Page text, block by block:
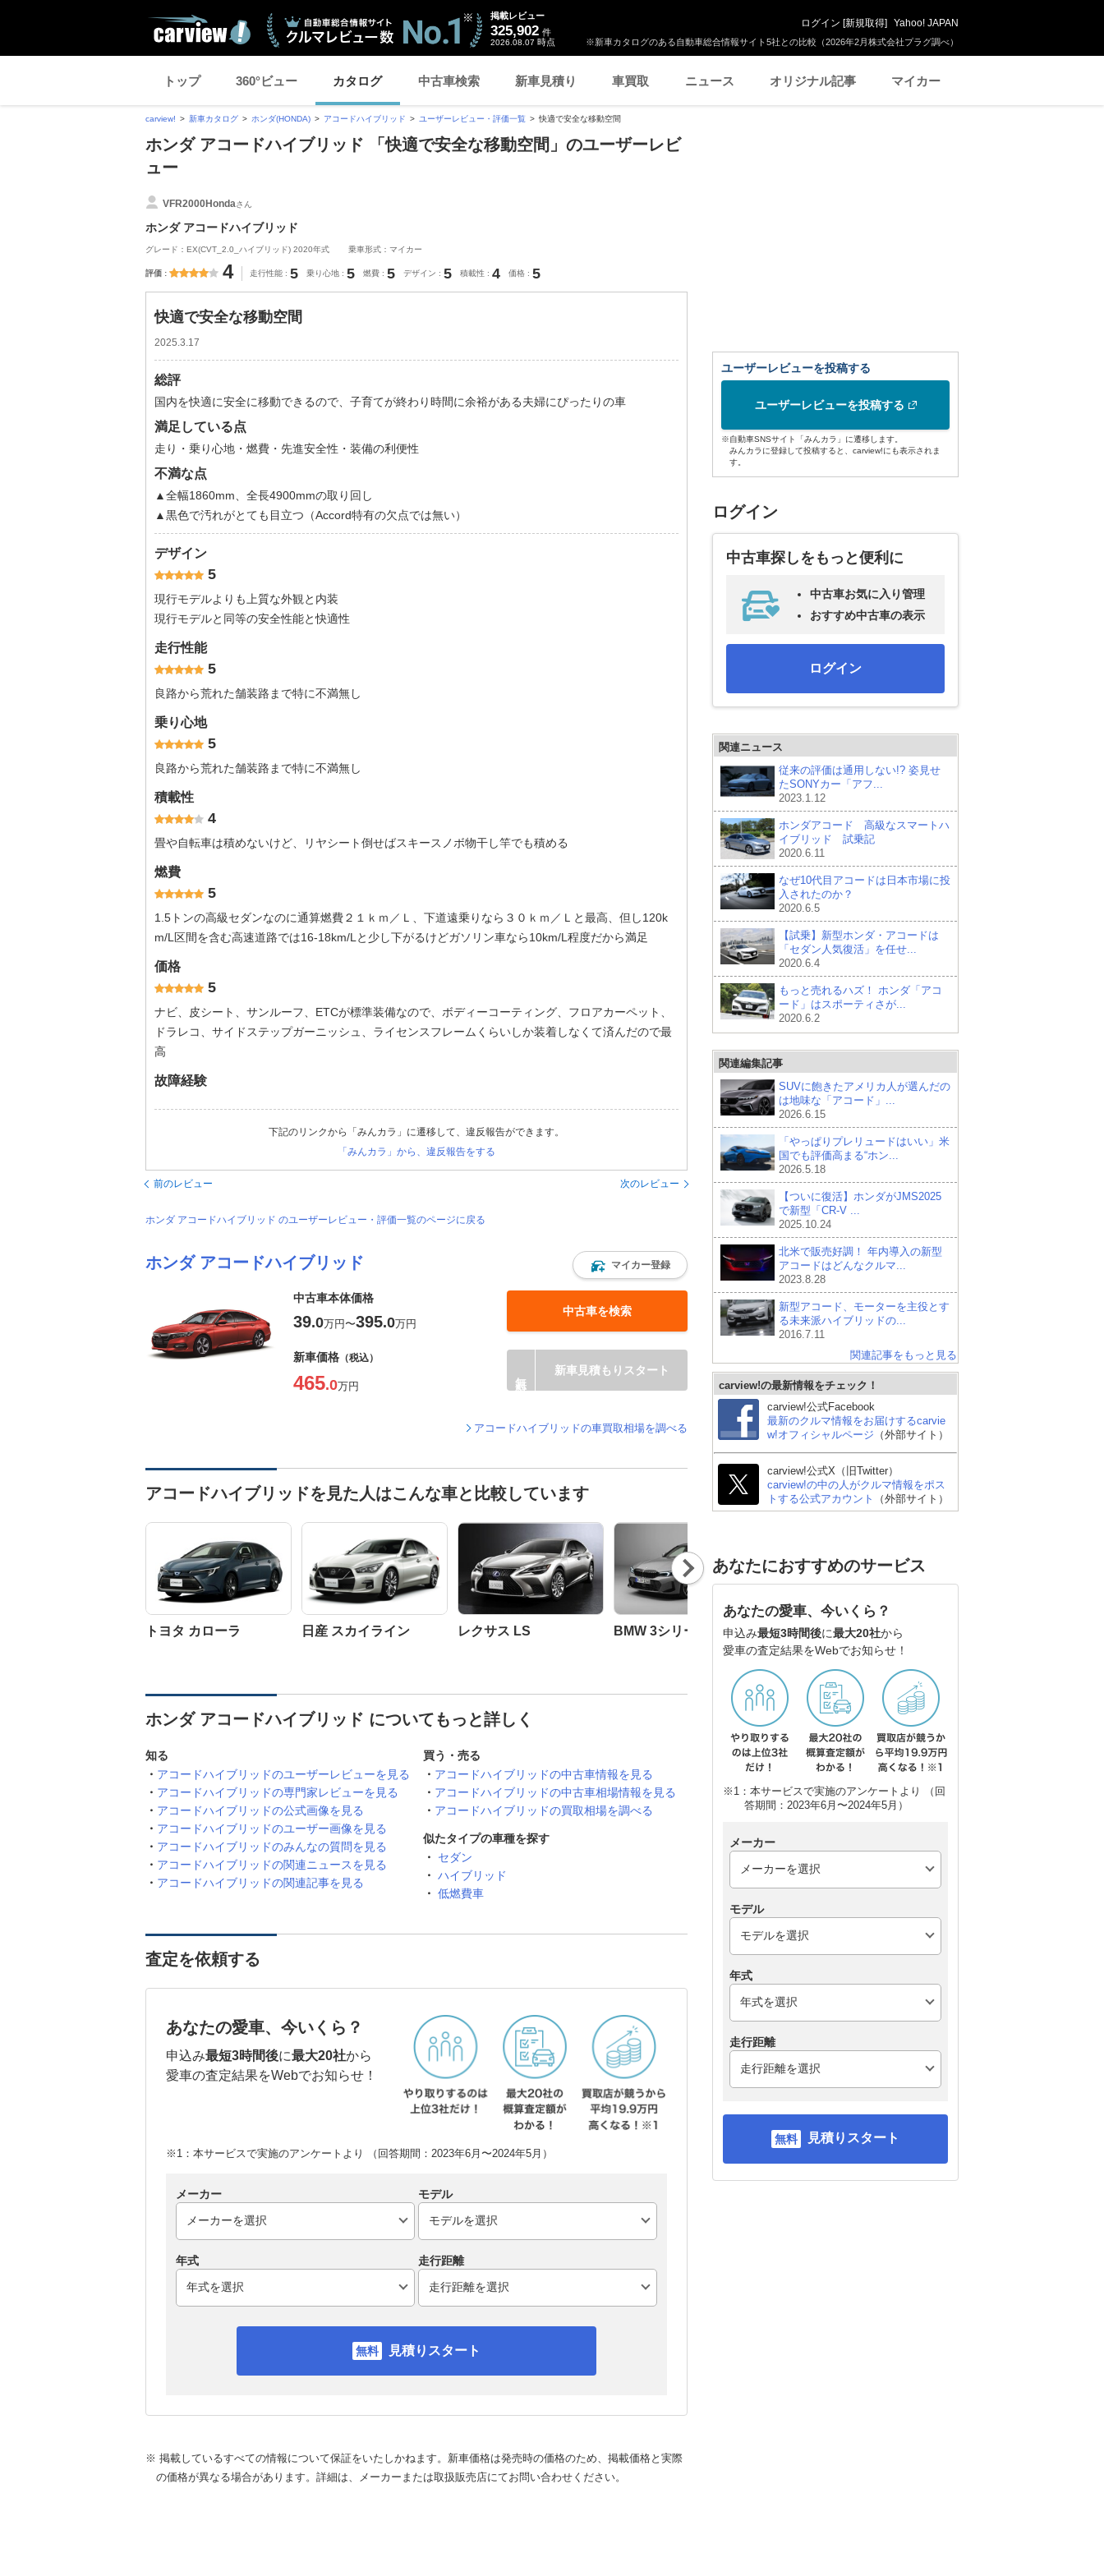
※新車カタログのある自動車総合情報サイト5社との比較（2026年2月株式会社プラグ調べ）
掲載レビュー
325,902 件
2026.08.07 時点
ログイン [新規取得] Yahoo! JAPAN
トップ 360°ビュー カタログ 中古車検索 新車見積り 車買取 ニュース オリジナル記事 マイカー
carview! 新車カタログ ホンダ(HONDA) アコードハイブリッド ユーザーレビュー・評価一覧 快適で安全な移動空間
ホンダ アコードハイブリッド 「快適で安全な移動空間」のユーザーレビ
ュー
VFR2000Hondaさん
ホンダ アコードハイブリッド
グレード：EX(CVT_2.0_ハイブリッド) 2020年式 乗車形式：マイカー
評価 4 走行性能 5 乗り心地 5 燃費 5 デザイン 5 積載性 4 価格 5
快適で安全な移動空間
2025.3.17
総評
国内を快適に安全に移動できるので、子育てが終わり時間に余裕がある夫婦にぴったりの車
満足している点
走り・乗り心地・燃費・先進安全性・装備の利便性
不満な点
▲全幅1860mm、全長4900mmの取り回し
▲黒色で汚れがとても目立つ（Accord特有の欠点では無い）
デザイン
5
現行モデルよりも上質な外観と内装
現行モデルと同等の安全性能と快適性
走行性能
5
良路から荒れた舗装路まで特に不満無し
乗り心地
5
良路から荒れた舗装路まで特に不満無し
積載性
4
畳や自転車は積めないけど、リヤシート倒せばスキースノボ物干し竿でも積める
燃費
5
1.5トンの高級セダンなのに通算燃費２１ｋｍ／Ｌ、下道遠乗りなら３０ｋｍ／Ｌと最高、但し120k
m/L区間を含む高速道路では16-18km/Lと少し下がるけどガソリン車なら10km/L程度だから満足
価格
5
ナビ、皮シート、サンルーフ、ETCが標準装備なので、ボディーコーティング、フロアカーペット、
ドラレコ、サイドステップガーニッシュ、ライセンスフレームくらいしか装着しなくて済んだので最
高
故障経験
下記のリンクから「みんカラ」に遷移して、違反報告ができます。
「みんカラ」から、違反報告をする
前のレビュー 次のレビュー
ホンダ アコードハイブリッド のユーザーレビュー・評価一覧のページに戻る
ホンダ アコードハイブリッド マイカー登録
中古車本体価格
39.0万円〜395.0万円
中古車を検索
新車価格 （税込）
465.0万円
新車見積もりスタート
アコードハイブリッドの車買取相場を調べる
アコードハイブリッドを見た人はこんな車と比較しています
トヨタ カローラ 日産 スカイライン レクサス LS BMW 3シリーズ セダン
レクサス ISハイブリッ
ド
Nex
t
ホンダ アコードハイブリッド についてもっと詳しく
知る
アコードハイブリッドのユーザーレビューを見る
アコードハイブリッドの専門家レビューを見る
アコードハイブリッドの公式画像を見る
アコードハイブリッドのユーザー画像を見る
アコードハイブリッドのみんなの質問を見る
アコードハイブリッドの関連ニュースを見る
アコードハイブリッドの関連記事を見る
買う・売る
アコードハイブリッドの中古車情報を見る
アコードハイブリッドの中古車相場情報を見る
アコードハイブリッドの買取相場を調べる
似たタイプの車種を探す
セダン
ハイブリッド
低燃費車
査定を依頼する
あなたの愛車、今いくら？
申込み最短3時間後に最大20社から
愛車の査定結果をWebでお知らせ！
※1：本サービスで実施のアンケートより （回答期間：2023年6月〜2024年5月）
メーカー モデル
年式 走行距離
見積りスタート
※ 掲載しているすべての情報について保証をいたしかねます。新車価格は発売時の価格のため、掲載価格と実際
の価格が異なる場合があります。詳細は、メーカーまたは取扱販売店にてお問い合わせください。
ユーザーレビューを投稿する
ユーザーレビューを投稿する
※自動車SNSサイト「みんカラ」に遷移します。
みんカラに登録して投稿すると、carview!にも表示されま
す。
ログイン
中古車探しをもっと便利に
中古車お気に入り管理
おすすめ中古車の表示
ログイン
関連ニュース
従来の評価は通用しない!? 姿見せ
たSONYカー「アフ...
2023.1.12
ホンダアコード 高級なスマートハ
イブリッド 試乗記
2020.6.11
なぜ10代目アコードは日本市場に投
入されたのか？
2020.6.5
【試乗】新型ホンダ・アコードは
「セダン人気復活」を任せ...
2020.6.4
もっと売れるハズ！ ホンダ「アコ
ード」はスポーティさが...
2020.6.2
関連編集記事
SUVに飽きたアメリカ人が選んだの
は地味な「アコード」...
2026.6.15
「やっぱりプレリュードはいい」米
国でも評価高まる“ホン...
2026.5.18
【ついに復活】ホンダがJMS2025
で新型「CR-V ...
2025.10.24
北米で販売好調！ 年内導入の新型
アコードはどんなクルマ...
2023.8.28
新型アコード、モーターを主役とす
る未来派ハイブリッドの...
2016.7.11
関連記事をもっと見る
carview!の最新情報をチェック！
carview!公式Facebook
最新のクルマ情報をお届けするcarvie
w!オフィシャルページ （外部サイト）
carview!公式X（旧Twitter）
carview!の中の人がクルマ情報をポス
トする公式アカウント
（外部サイト）
あなたにおすすめのサービス
あなたの愛車、今いくら？
申込み最短3時間後に最大20社から
愛車の査定結果をWebでお知らせ！
※1：本サービスで実施のアンケートより （回
答期間：2023年6月〜2024年5月）
メーカー
モデル
年式
走行距離
見積りスタート